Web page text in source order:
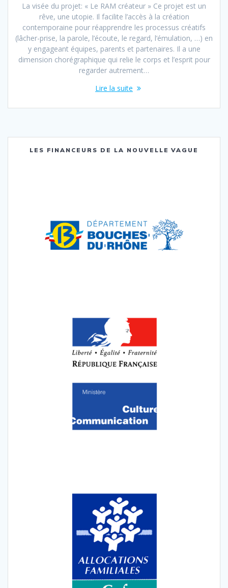
La visée du projet: « Le RAM créateur » Ce projet est un
rêve, une utopie. Il facilite l’accès à la création
contemporaine pour réapprendre les processus créatifs
(lâcher-prise, la parole, l’écoute, le regard, l’émulation, …) en
y engageant équipes, parents et partenaires. Il a une
dimension chorégraphique qui relie le corps et l’esprit pour
regarder autrement…
Lire la suite
LES FINANCEURS DE LA NOUVELLE VAGUE